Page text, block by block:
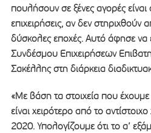
πουλήσουν σε ξένες αγορές είναι
επιχειρήσεις, αν δεν
δύσκολες εποχές. Αυτό άφησε να
Συνδέσμου Επιχειρήσεων
Σακέλλης στη διάρκεια
«Με βάση τα στοιχεία που
είναι χειρότερο από το
2020. Υπολογίζουμε ότι το α’